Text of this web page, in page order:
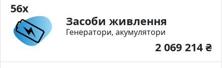
56x
Засоби живлення
Генератори, акумулятори
2 069 214 ₴